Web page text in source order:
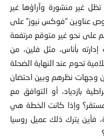
غير منشورة وآراؤها غير
عناوين “فوكس نيوز” على
على نحو غير متوقع مرتفعة
بأناس، مثل فلين، من
تحوم عند النهاية الضحلة
وجهات نظرهم وبين احتضان
بازدياد، أو التوافق مع
وإذا كانت الخطة هي
فأين يترك ذلك عميل روسيا